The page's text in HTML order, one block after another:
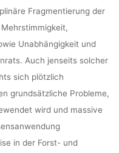
Fragmentierung der
Unabhängigkeit und
Auch jenseits solcher
sich plötzlich
grundsätzliche Probleme,
wird und massive
in der Forst- und